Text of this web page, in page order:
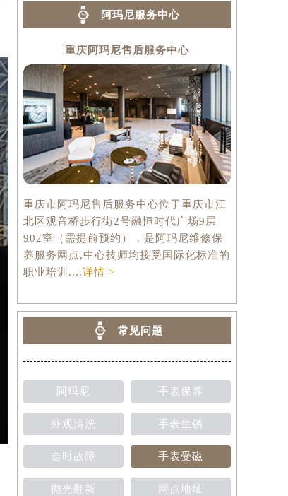
阿玛尼服务中心
重庆阿玛尼售后服务中心
重庆市阿玛尼售后服务中心位于重庆市江
北区观音桥步行街2号融恒时代广场9层
902室（需提前预约），是阿玛尼维修保
养服务网点,中心技师均接受国际化标准的
职业培训....详情 >
常见问题
阿玛尼 手表保养
外观清洗 手表生锈
走时故障 手表受磁
抛光翻新 网点地址